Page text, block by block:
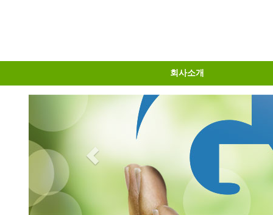
회사소개
인사말
물류센터소개
오시는길